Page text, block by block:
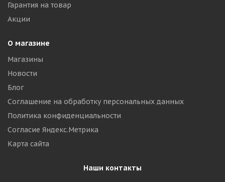
Гарантия на товар
Акции
О магазине
Магазины
Новости
Блог
Соглашение на обработку персональных данных
Политика конфиденциальности
Согласие Яндекс.Метрика
Карта сайта
Наши контакты